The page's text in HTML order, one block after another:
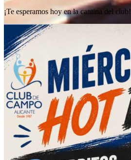
¡Te esperamos hoy en la cantina del club!